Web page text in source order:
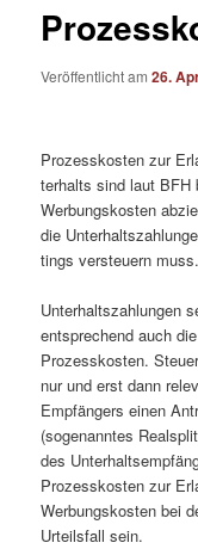
Veröffentlicht am26.
Pro­zess­kos­ten zur
ter­halts sind laut BFH
Wer­bungs­kos­ten
die
tings ver­steu­ern muss.
Unterhaltszahlungen
entsprechend auch
Prozesskosten.
nur und erst dann
Empfängers einen
(sogenanntes
des
Prozesskosten zur
Werbungskosten bei
Urteilsfall sein.